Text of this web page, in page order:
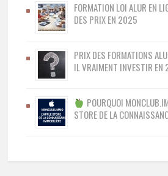
FORMATION LOI ALUR EN
DES PRIX EN 2025
PRIX DES FORMATIONS
IL VRAIMENT INVESTIR
POURQUOI
STORE DE LA